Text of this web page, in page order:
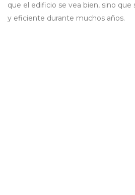
que el edificio se vea bien, sino
y eficiente durante muchos años.